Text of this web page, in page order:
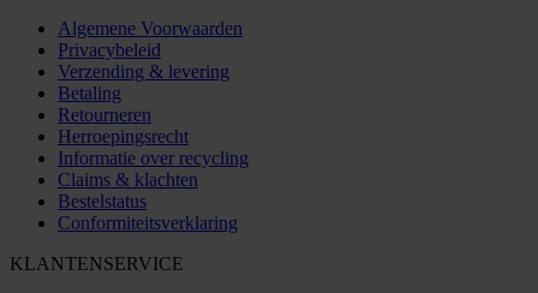
Algemene Voorwaarden
Privacybeleid
Verzending & levering
Betaling
Retourneren
Herroepingsrecht
Informatie over recycling
Claims & klachten
Bestelstatus
Conformiteitsverklaring
KLANTENSERVICE